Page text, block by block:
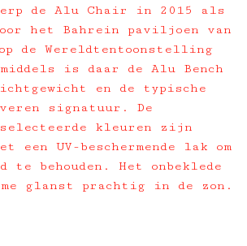
de Alu Chair in 2015 als
het Bahrein paviljoen van
de Wereldtentoonstelling
is daar de Alu Bench
en de typische
signatuur. De
kleuren zijn
een UV-beschermende lak om
te behouden. Het onbeklede
glanst prachtig in de zon.